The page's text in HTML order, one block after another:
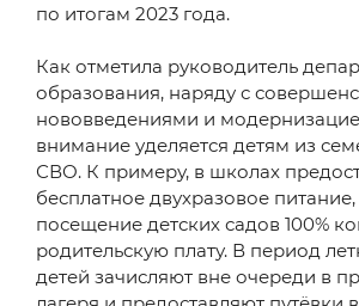
по итогам 2023 года.
Как отметила руководитель
образования, наряду с
нововведениями и
внимание уделяется детям из
СВО. К примеру, в школах
бесплатное двухразовое питание,
посещение детских садов 100%
родительскую плату. В период
детей зачисляют вне очереди в